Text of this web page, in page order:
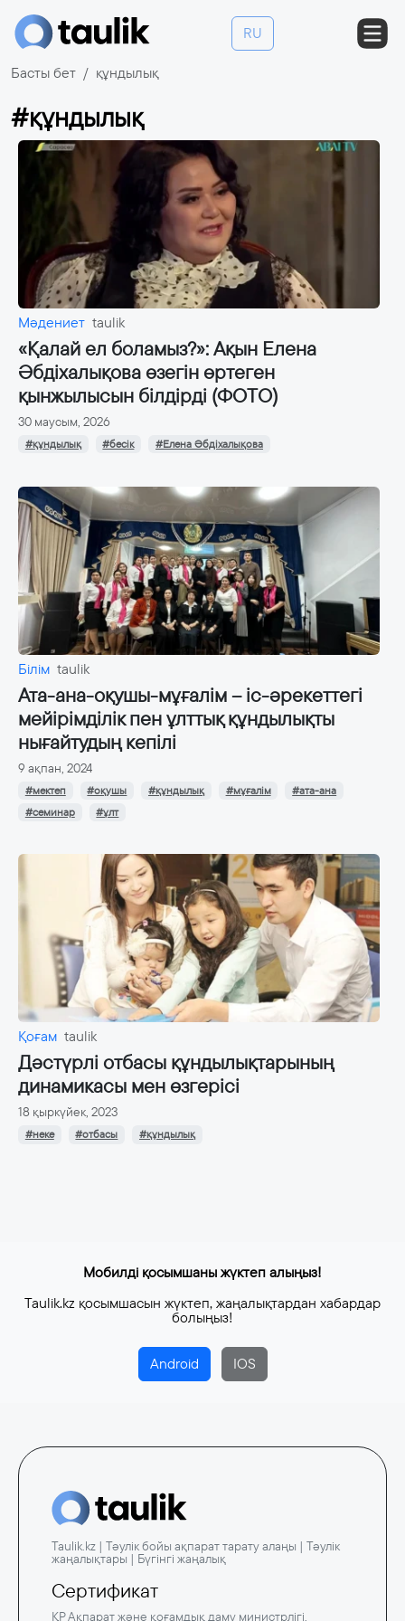
RU
Басты бет құндылық
#құндылық
Мәдениет taulik
«Қалай ел боламыз?»: Ақын Елена
Әбдіхалықова өзегін өртеген
қынжылысын білдірді (ФОТО)
30 маусым, 2026
#құндылық #бесік #Елена Әбдіхалықова
Білім taulik
Ата-ана-оқушы-мұғалім – іс-әрекеттегі
мейірімділік пен ұлттық құндылықты
нығайтудың кепілі
9 ақпан, 2024
#мектеп #оқушы #құндылық #мұғалім
#ата-ана
#семинар
#ұлт
Қоғам taulik
Дәстүрлі отбасы құндылықтарының
динамикасы мен өзгерісі
18 қыркүйек, 2023
#неке #отбасы #құндылық
Мобилді қосымшаны жүктеп алыңыз!
Taulik.kz қосымшасын жүктеп, жаңалықтардан хабардар
болыңыз!
Android IOS
Taulik.kz | Тәулік бойы ақпарат тарату алаңы | Тәулік
жаңалықтары | Бүгінгі жаңалық
Сертификат
ҚР Ақпарат және қоғамдық даму министрлігі,